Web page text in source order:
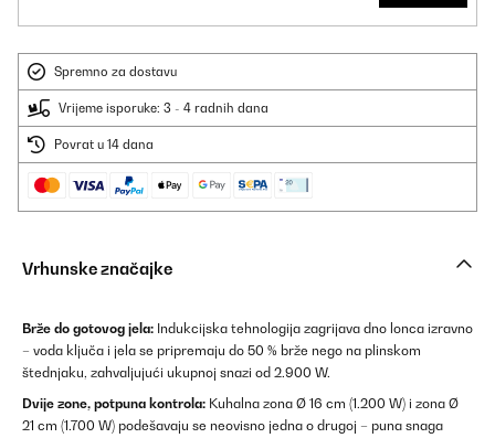
Spremno za dostavu
Vrijeme isporuke: 3 - 4 radnih dana
Povrat u 14 dana
Vrhunske značajke
Brže do gotovog jela: Indukcijska tehnologija zagrijava dno lonca izravno
– voda ključa i jela se pripremaju do 50 % brže nego na plinskom
štednjaku, zahvaljujući ukupnoj snazi od 2.900 W.
Dvije zone, potpuna kontrola: Kuhalna zona Ø 16 cm (1.200 W) i zona Ø
21 cm (1.700 W) podešavaju se neovisno jedna o drugoj – puna snaga